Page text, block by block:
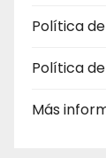
Política
Política
Más